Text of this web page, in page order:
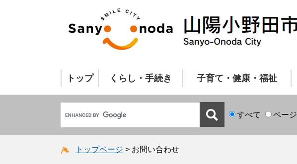
トップ くらし・手続き 子育て・健康・福祉
すべて ページ
トップページ > お問い合わせ